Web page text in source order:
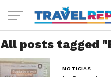
All posts tagged
NOTICIAS